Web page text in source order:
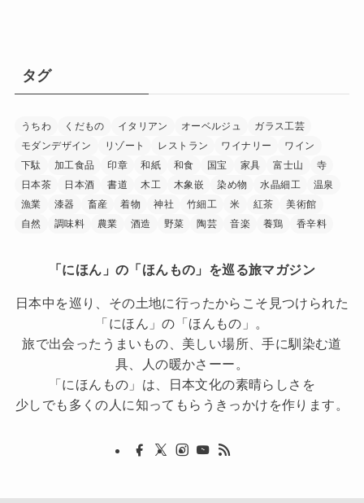
タグ
うちわ くだもの イタリアン オーベルジュ
ガラス工芸
モダンデザイン
リゾート レストラン ワイナリー
ワイン
下駄
加工食品 印章 和紙 和食 国宝 家具 富士山
寺
日本茶
日本酒 書道 木工 木象嵌 染め物 水晶細工
温泉
漁業
漆器 畜産 着物 神社 竹細工 米 紅茶
美術館
自然
調味料 農業 酒造 野菜 陶芸 音楽 養鶏 香辛料
「にほん」の「ほんもの」を巡る旅マガジン
日本中を巡り、その土地に行ったからこそ見つけられた
「にほん」の「ほんもの」。
旅で出会ったうまいもの、美しい場所、手に馴染む道
具、人の暖かさーー。
「にほんもの」は、日本文化の素晴らしさを
少しでも多くの人に知ってもらうきっかけを作ります。